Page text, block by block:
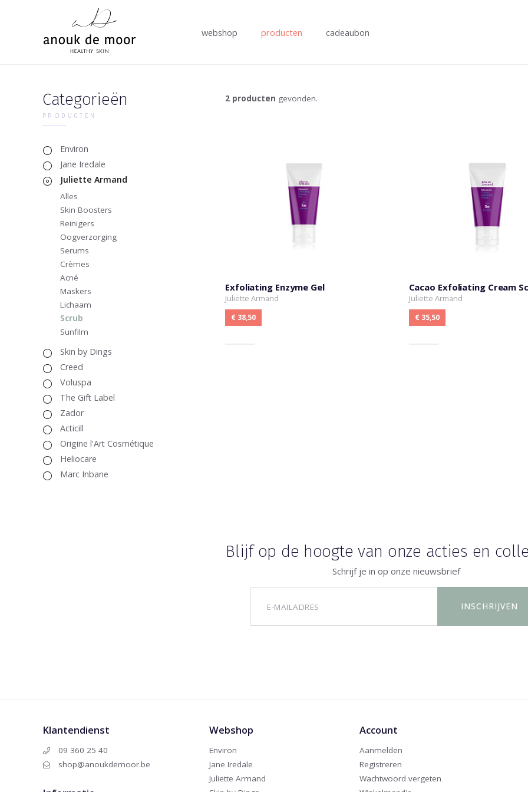
webshop producten cadeaubon
Categorieën
PRODUCTEN
Environ
Jane Iredale
Juliette Armand
Alles
Skin Boosters
Reinigers
Oogverzorging
Serums
Crèmes
Acné
Maskers
Lichaam
Scrub
Sunfilm
Skin by Dings
Creed
Voluspa
The Gift Label
Zador
Acticill
Origine l'Art Cosmétique
Heliocare
Marc Inbane
2 producten gevonden.
Exfoliating Enzyme Gel
Juliette Armand
€ 38,50
Cacao Exfoliating Cream
Juliette Armand
€ 35,50
Blijf op de hoogte van onze acties en
Schrijf je in op onze nieuwsbrief
Klantendienst
09 360 25 40
shop@anoukdemoor.be
Webshop
Environ
Jane Iredale
Juliette Armand
Account
Aanmelden
Registreren
Wachtwoord vergeten